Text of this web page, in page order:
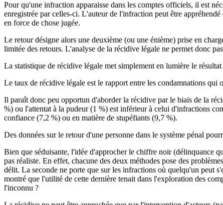
Pour qu'une infraction apparaisse dans les comptes officiels, il est
enregistrée par celles-ci. L'auteur de l'infraction peut être
en force de chose jugée.
Le retour désigne alors une deuxième (ou une énième) prise en
limitée des retours. L'analyse de la récidive légale ne permet donc
La statistique de récidive légale met simplement en lumière le
Le taux de récidive légale est le rapport entre les condamnations qui
Il paraît donc peu opportun d'aborder la récidive par le biais de la
%) ou l'attentat à la pudeur (1 %) est inférieur à celui d'infractions
confiance (7,2 %) ou en matière de stupéfiants (9,7 %).
Des données sur le retour d'une personne dans le système pénal
Bien que séduisante, l'idée d'approcher le chiffre noir (délinquance
pas réaliste. En effet, chacune des deux méthodes pose des
délit. La seconde ne porte que sur les infractions où quelqu'un peut
montré que l'utilité de cette dernière tenait dans l'exploration des
l'inconnu ?